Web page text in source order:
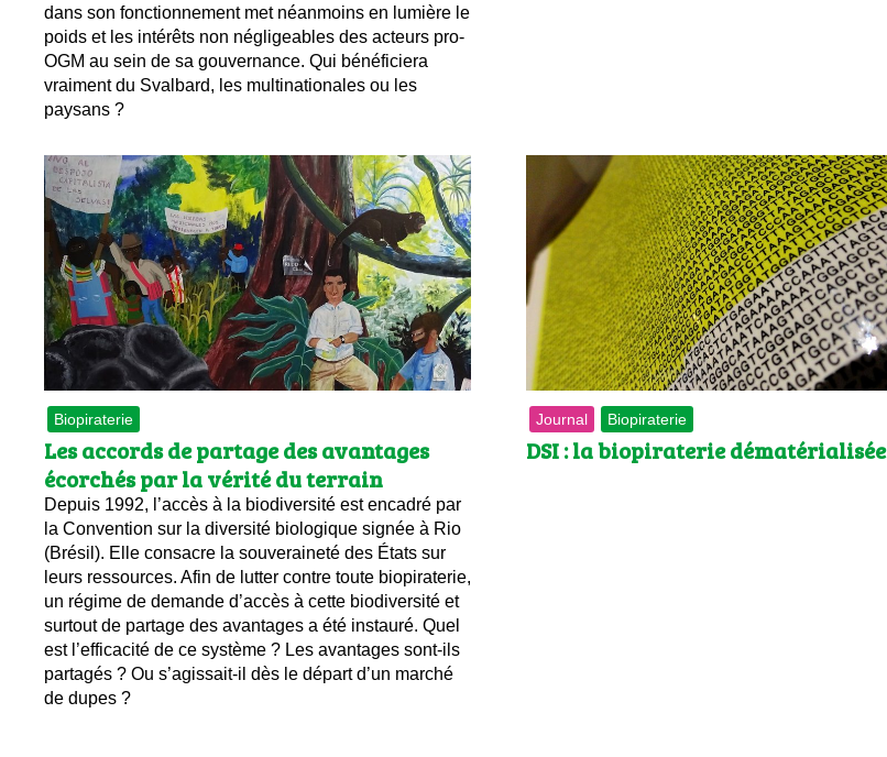
dans son fonctionnement met néanmoins en lumière le
poids et les intérêts non négligeables des acteurs pro-
OGM au sein de sa gouvernance. Qui bénéficiera
vraiment du Svalbard, les multinationales ou les
paysans ?
Biopiraterie
Les accords de partage des avantages
écorchés par la vérité du terrain
Depuis 1992, l’accès à la biodiversité est encadré par
la Convention sur la diversité biologique signée à Rio
(Brésil). Elle consacre la souveraineté des États sur
leurs ressources. Afin de lutter contre toute biopiraterie,
un régime de demande d’accès à cette biodiversité et
surtout de partage des avantages a été instauré. Quel
est l’efficacité de ce système ? Les avantages sont-ils
partagés ? Ou s’agissait-il dès le départ d’un marché
de dupes ?
Journal Biopiraterie
DSI : la biopiraterie dématérialisée